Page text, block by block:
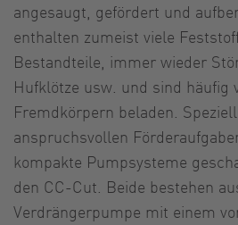
angesaugt, gefördert und
enthalten zumeist viele
Bestandteile, immer wieder
Hufklötze usw. und sind häufig
Fremdkörpern beladen.
anspruchsvollen
kompakte Pumpsysteme
den CC-Cut. Beide bestehen
Verdrängerpumpe mit einem